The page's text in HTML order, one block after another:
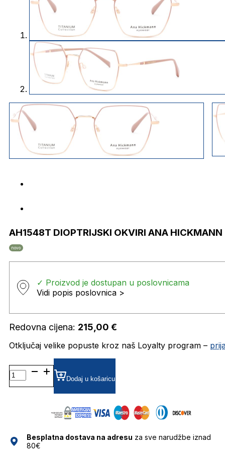
AH1548T DIOPTRIJSKI OKVIRI ANA HICKMANN
novo
✓ Proizvod je dostupan u poslovnicama
Vidi popis poslovnica >
Redovna cijena: 215,00 €
Otključaj velike popuste kroz naš Loyalty program –
AH1548T DIOPTRIJSKI
OKVIRI
ANA
Dodaj u košaricu
Besplatna dostava na adresu za sve narudžbe iznad
80€